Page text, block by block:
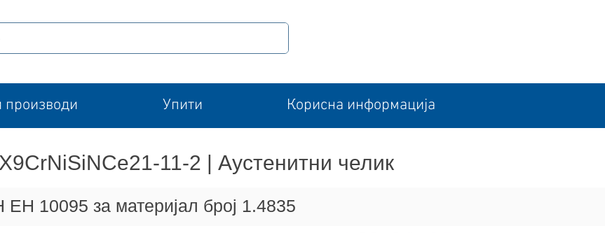
Упити Корисна информација
11-2 | Аустенитни челик
10095 за материјал број 1.4835